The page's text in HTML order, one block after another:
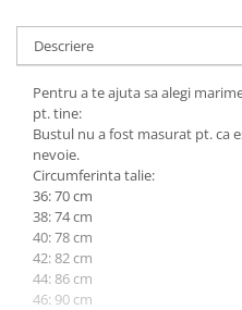
Descriere
Pentru a te ajuta sa alegi
pt. tine:
Bustul nu a fost masurat pt. ca
nevoie.
Circumferinta talie:
36: 70 cm
38: 74 cm
40: 78 cm
42: 82 cm
44: 86 cm
46: 90 cm